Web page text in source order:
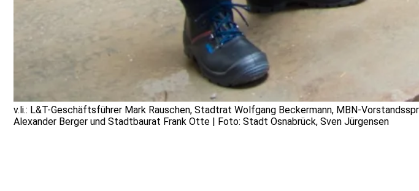
v.li.: L&T-Geschäftsführer Mark Rauschen, Stadtrat Wolfgang Beckermann, MBN-
Alexander Berger und Stadtbaurat Frank Otte | Foto: Stadt Osnabrück, Sven Jürgensen